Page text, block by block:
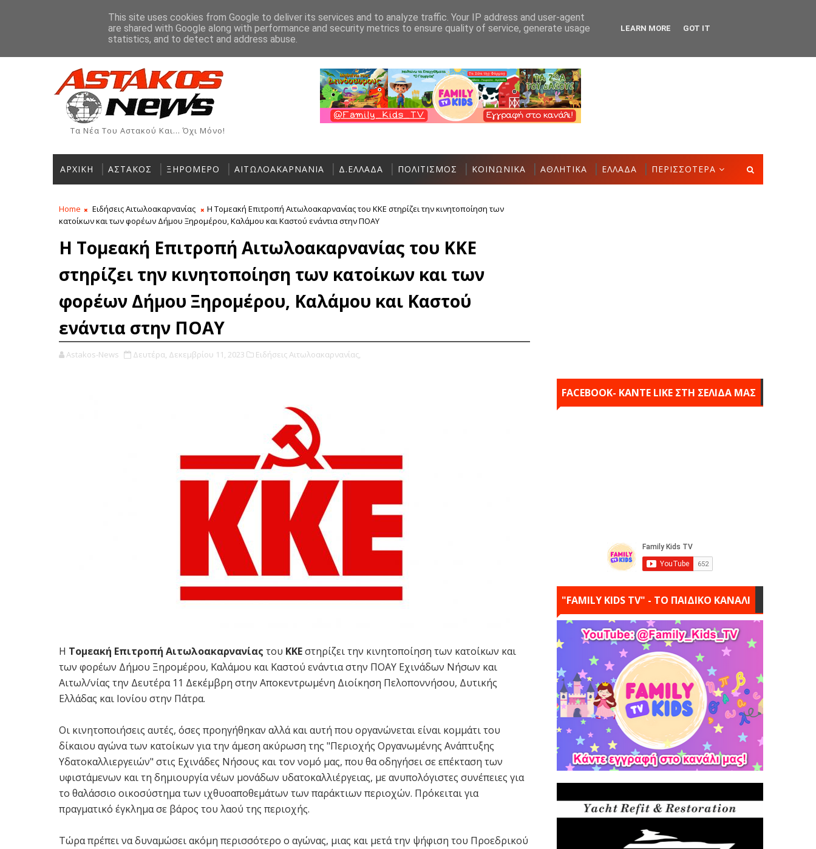
Ιστορία Χρήσιμα Τηλέφωνα Αγγελίες Ανακοίνωση Επικοινωνία
ΡΟΗ ΕΙΔΗΣΕΩΝ ΠΟΛΙΤΙΣΜΌΣ Σήμερα η Έκθεση Τοπικών Προϊόντων και Δημιουργιών του Συλλόγου Γυναικών Αστακού
Τα Νέα Του Αστακού Και... Όχι Μόνο!
ΑΡΧΙΚΗ ΑΣΤΑΚΟΣ ΞΗΡΟΜΕΡΟ ΑΙΤΩΛΟΑΚΑΡΝΑΝΙΑ Δ.ΕΛΛΑΔΑ ΠΟΛΙΤΙΣΜΟΣ ΚΟΙΝΩΝΙΚΑ ΑΘΛΗΤΙΚΑ ΕΛΛΑΔΑ ΠΕΡΙΣΣΟΤΕΡΑ
Home Ειδήσεις Αιτωλοακαρνανίας
Η Τομεακή Επιτροπή Αιτωλοακαρνανίας του ΚΚΕ στηρίζει την κινητοποίηση των
κατοίκων και των φορέων Δήμου Ξηρομέρου, Καλάμου και Καστού ενάντια στην ΠΟΑΥ
Η Τομεακή Επιτροπή Αιτωλοακαρνανίας του ΚΚΕ
στηρίζει την κινητοποίηση των κατοίκων και των
φορέων Δήμου Ξηρομέρου, Καλάμου και Καστού
ενάντια στην ΠΟΑΥ
Astakos-News Δευτέρα, Δεκεμβρίου 11, 2023 Ειδήσεις Αιτωλοακαρνανίας,
Η Τομεακή Επιτροπή Αιτωλοακαρνανίας του ΚΚΕστηρίζει την κινητοποίηση των κατοίκων και
των φορέων Δήμου Ξηρομέρου, Καλάμου και Καστού ενάντια στην ΠΟΑΥ Εχινάδων Νήσων και
Αιτωλ/νίας την Δευτέρα 11 Δεκέμβρη στην Αποκεντρωμένη Διοίκηση Πελοποννήσου, Δυτικής
Ελλάδας και Ιονίου στην Πάτρα.
Οι κινητοποιήσεις αυτές, όσες προηγήθηκαν αλλά και αυτή που οργανώνεται είναι κομμάτι του
δίκαιου αγώνα των κατοίκων για την άμεση ακύρωση της "Περιοχής Οργανωμένης Ανάπτυξης
Υδατοκαλλιεργειών" στις Εχινάδες Νήσους και τον νομό μας, που θα οδηγήσει σε επέκταση των
υφιστάμενων και τη δημιουργία νέων μονάδων υδατοκαλλιέργειας, με ανυπολόγιστες συνέπειες για
το θαλάσσιο οικοσύστημα των ιχθυοαποθεμάτων των παράκτιων περιοχών. Πρόκειται για
πραγματικό έγκλημα σε βάρος του λαού της περιοχής.
Τώρα πρέπει να δυναμώσει ακόμη περισσότερο ο αγώνας, μιας και μετά την ψήφιση του Προεδρικού
FACEBOOK- KANTE LIKE ΣΤΗ ΣΕΛΙΔΑ ΜΑΣ
"FAMILY KIDS TV" - ΤΟ ΠΑΙΔΙΚΟ ΚΑΝΑΛΙ
This site uses cookies from Google to deliver its services and to analyze traffic. Your IP address and user-agent
are shared with Google along with performance and security metrics to ensure quality of service, generate usage
statistics, and to detect and address abuse.
LEARN MORE GOT IT